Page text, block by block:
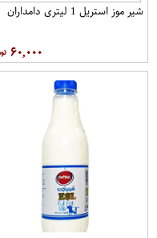
شیر موز استریل 1 لیتری دامداران
۶۰,۰۰۰